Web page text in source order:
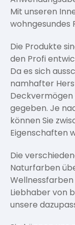
Pinsel und
Mit unseren
wohngesundes
Die Produkte
den Profi
Da es sich
namhafter
Deckvermögen
gegeben. Je
können Sie
Eigenschaften
Die
Naturfarben
Wellnessfarben
Liebhaber von
unsere